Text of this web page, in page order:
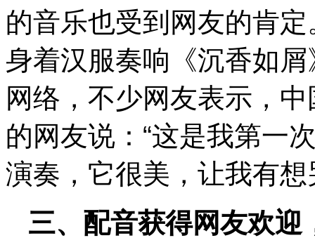
的音乐也受到网友的肯
身着汉服奏响《沉香如
网络，不少网友表示，
的网友说：“这是我第一
演奏，它很美，让我有想
三、配音获得网友欢迎